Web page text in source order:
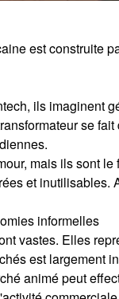
est construite
ils imaginent
se
mais ils sont
et
informelles
vastes. Elles
est largement
animé peut